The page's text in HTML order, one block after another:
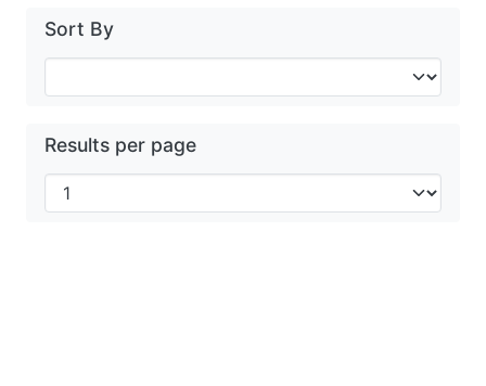
Sort By
Results per page